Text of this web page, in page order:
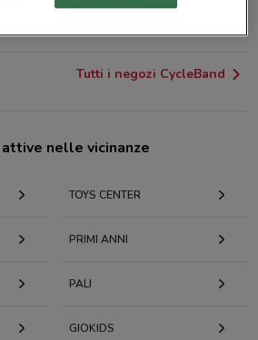
Statale 18 Vibo Valentia
Tutti i negozi CycleBand
nelle vicinanze
TOYS CENTER
PRIMI ANNI
PALI
GIOKIDS